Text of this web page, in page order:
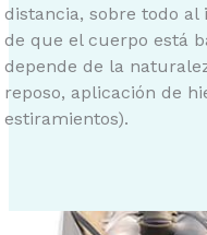
distancia, sobre todo
de que el cuerpo está
depende de la
reposo, aplicación de
estiramientos).